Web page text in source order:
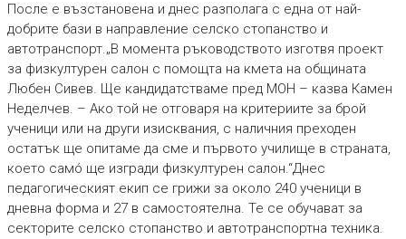
После е възстановена и днес разполага с една от най-
добрите бази в направление селско стопанство и
автотранспорт.„В момента ръководството изготвя проект
за физкултурен салон с помощта на кмета на общината
Любен Сивев. Ще кандидатстваме пред МОН – казва Камен
Неделчев. – Ако той не отговаря на критериите за брой
ученици или на други изисквания, с наличния преходен
остатък ще опитаме да сме и първото училище в страната,
което самó ще изгради физкултурен салон.“Днес
педагогическият екип се грижи за около 240 ученици в
дневна форма и 27 в самостоятелна. Те се обучават за
секторите селско стопанство и автотранспортна техника.